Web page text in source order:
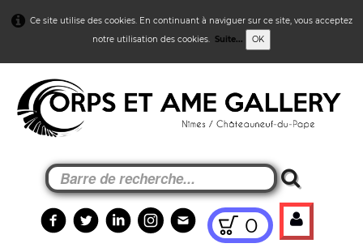
Ce site utilise des cookies. En continuant à naviguer sur ce site, vous acceptez
notre utilisation des cookies. Suite... OK
0